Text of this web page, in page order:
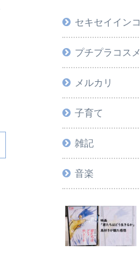
セキセイインコ
プチプラコスメ
メルカリ
子育て
雑記
音楽